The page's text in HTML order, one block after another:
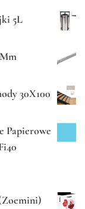
5L
30X100
Papierowe